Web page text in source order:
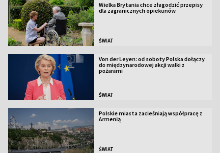
Wielka Brytania chce złagodzić przepisy
dla zagranicznych opiekunów
ŚWIAT
Von der Leyen: od soboty Polska dołączy
do międzynarodowej akcji walki z
pożarami
ŚWIAT
Polskie miasta zacieśniają współpracę z
Armenią
ŚWIAT